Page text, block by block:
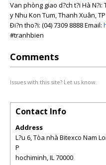
Van phòng giao d?ch t?i Hà N?i:
y Nhu Kon Tum, Thanh Xuân, TP
Ði?n tho?i: (04) 7309 8888 Email:
#tranhbien
Comments
Issues with this site? Let us know.
Contact Info
Address
L?u 6, Tòa nhà Bitexco Nam
P
hochiminh,IL70000